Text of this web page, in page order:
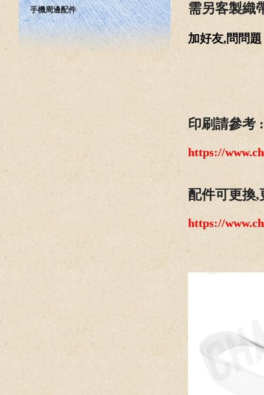
手機周邊配件
需另客製織
加好友,問問
印刷請參考 :
https://
配件可更換
https://